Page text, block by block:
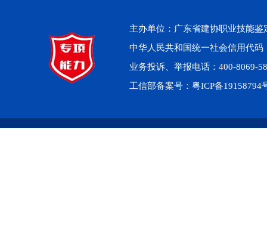
主办单位：广东省建协职业技能
中华人民共和国统一社会信用代
业务投诉、举报电话：400-8069-
工信部备案号： 粤ICP备19158794